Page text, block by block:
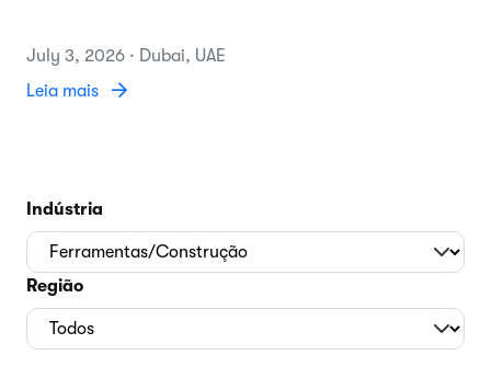
July 3, 2026 · Dubai, UAE
Leia mais
Indústria
Região